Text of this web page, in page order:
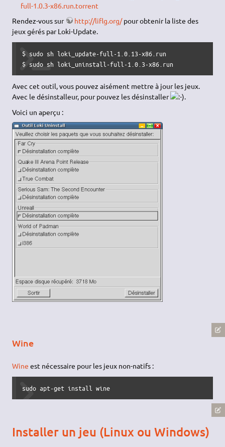
full-1.0.3-x86.run.torrent
Rendez-vous sur
http://liflg.org/pour obtenir la liste des
jeux gérés par Loki-Update.
$ sudo sh loki_update-full-1.0.13-x86.run
$ sudo sh loki_uninstall-full-1.0.3-x86.run
Avec cet outil, vous pouvez aisément mettre à jour les jeux.
Avec le désinstalleur, pour pouvez les désinstaller
.
Voici un aperçu :
Wine
Wine est nécessaire pour les jeux non-natifs :
sudo apt-get install wine
Installer un jeu (Linux ou Windows)